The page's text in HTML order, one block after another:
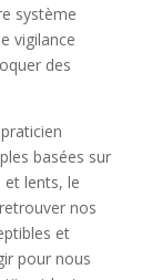
système
vigilance
des
basées sur
lents, le
nos
et
pour nous